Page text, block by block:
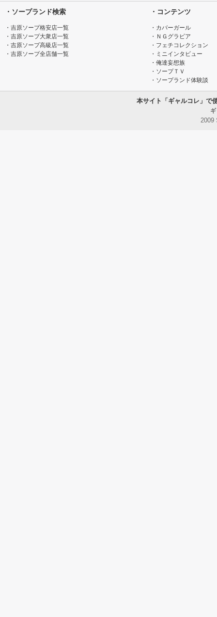
・ソープランド検索
・吉原ソープ格安店一覧
・吉原ソープ大衆店一覧
・吉原ソープ高級店一覧
・吉原ソープ全店舗一覧
・コンテンツ
・カバーガール
・ＮＧグラビア
・フェチコレクション
・ミニインタビュー
・俺達妄想族
・ソープＴＶ
・ソープランド体験談
本サイト「ギャルコレ」で
2009